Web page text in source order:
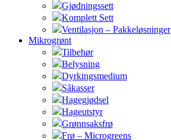
Gjødningssett
Komplett Sett
Ventilasjon – Pakkeløsninger
Mikrogrønt
Tilbehør
Belysning
Dyrkingsmedium
Såkasser
Hagegjødsel
Hageutstyr
Grønnsaksfrø
Frø – Microgreens